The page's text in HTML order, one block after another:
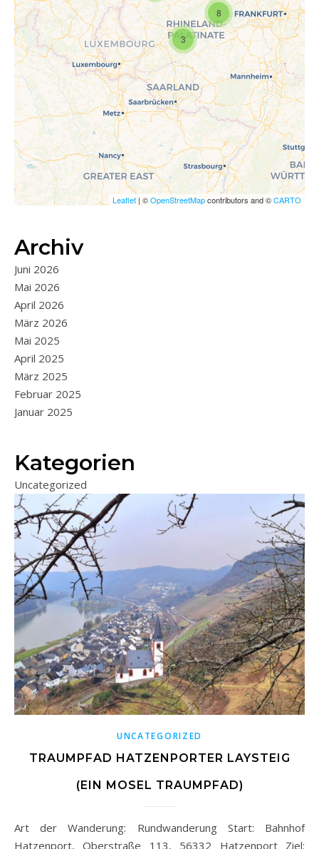
wurde, fehlen leafletJS-Dateien.
3
8
Leaflet| ©OpenStreetMapcontributors and ©CARTO
Archiv
Juni 2026
Mai 2026
April 2026
März 2026
Mai 2025
April 2025
März 2025
Februar 2025
Januar 2025
Kategorien
Uncategorized
UNCATEGORIZED
TRAUMPFAD HATZENPORTER LAYSTEIG
(EIN MOSEL TRAUMPFAD)
Art der Wanderung: Rundwanderung Start: Bahnhof
Hatzenport, Oberstraße 113, 56332 Hatzenport Ziel: